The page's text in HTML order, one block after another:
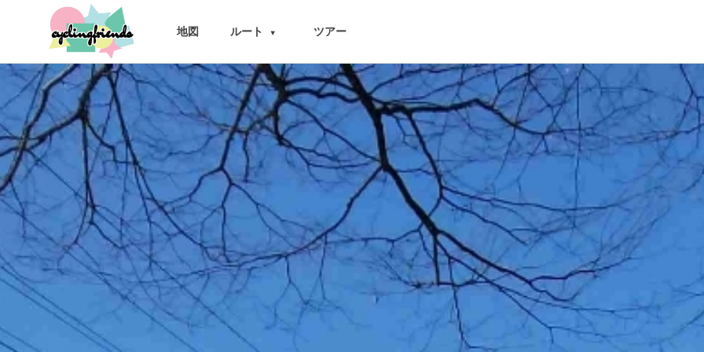
cyclingfriends 地図 ルート ▾ ツアー